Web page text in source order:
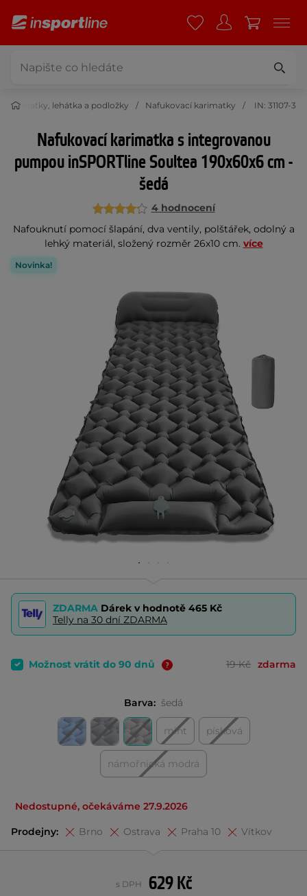
karimatky, lehátka a podložky Nafukovací karimatky IN: 31107-3
Nafukovací karimatka s integrovanou
pumpou inSPORTline Soultea 190x60x6 cm -
šedá
4 hodnocení
Nafouknutí pomocí šlapání, dva ventily, polštářek, odolný a
lehký materiál, složený rozměr 26x10 cm. více
Novinka!
ZDARMA Dárek v hodnotě 465 Kč
Telly na 30 dní ZDARMA
Možnost vrátit do 90 dnů 19 Kč zdarma
Barva: šedá
mint písková
námořnická modrá
Nedostupné, očekáváme 27.9.2026
Prodejny: Brno Ostrava Praha 10 Vítkov
629 Kč
s DPH